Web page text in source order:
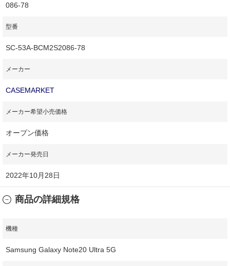
086-78
型番
SC-53A-BCM2S2086-78
メーカー
CASEMARKET
メーカー希望小売価格
オープン価格
メーカー発売日
2022年10月28日
商品の詳細規格
機種
Samsung Galaxy Note20 Ultra 5G